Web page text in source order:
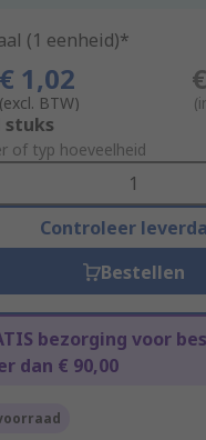
(1 eenheid)*
€ 1,02
(excl. BTW)
stuks
of typ hoeveelheid
Controleer
Bestellen
bezorging voor
dan € 90,00